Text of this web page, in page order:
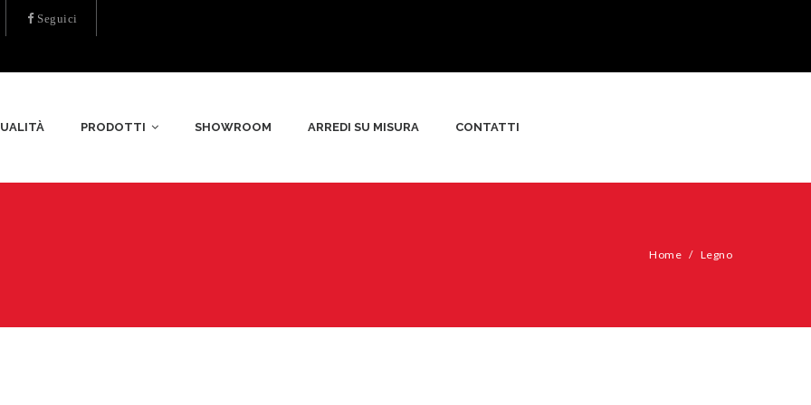
Seguici
PRODOTTI SHOWROOM ARREDI SU MISURA CONTATTI
Home / Legno